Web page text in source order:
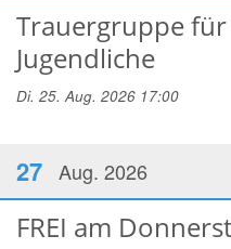
Trauergruppe
Jugendliche
Di. 25. Aug. 2026 17:00
27 Aug. 2026
FREI am